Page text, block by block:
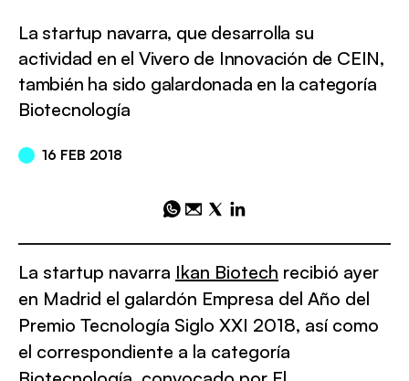
La startup navarra, que desarrolla su
actividad en el Vivero de Innovación de CEIN,
también ha sido galardonada en la categoría
Biotecnología
16 FEB 2018
La startup navarra Ikan Biotech recibió ayer
en Madrid el galardón Empresa del Año del
Premio Tecnología Siglo XXI 2018, así como
el correspondiente a la categoría